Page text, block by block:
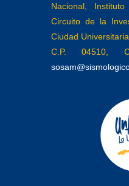
Nacional,
Circuito de la
Ciudad
C.P. 04510,